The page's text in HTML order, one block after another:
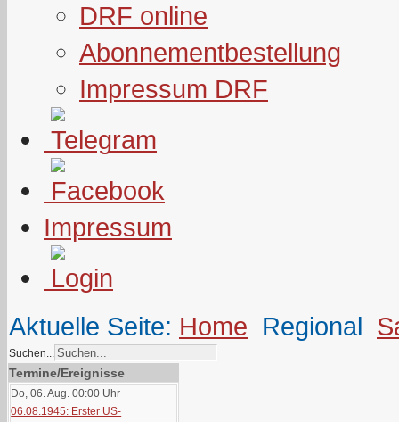
DRF online
Abonnementbestellung
Impressum DRF
Impressum
Aktuelle Seite: Home Regional
Suchen...
Termine/Ereignisse
Do, 06. Aug. 00:00 Uhr
06.08.1945: Erster US-